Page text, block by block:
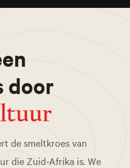
door
de smeltkroes van
die Zuid-Afrika is. We